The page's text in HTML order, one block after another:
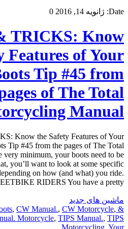
Date: ژانویه 14, 2016 0
TRICKS: Know
Features of Your
Tip #45 from
of The Total
Manual.
Know the Safety Features of Your
Tip #45 from the pages of The Total
minimum, your boots need to be
you’ll want to look at some specific
on how (and what) you ride.
RIDERS You have a pretty […]
ماشین های جدید
& Manual.
, CW Manual., CW Motorcycle,
Motorcycle, TIPS Manual., TIPS
Motorcycling, Your